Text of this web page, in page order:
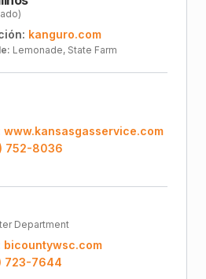
kanguro.com
Lemonade, State Farm
www.kansasgasservice.com
752-8036
Department
bicountywsc.com
723-7644